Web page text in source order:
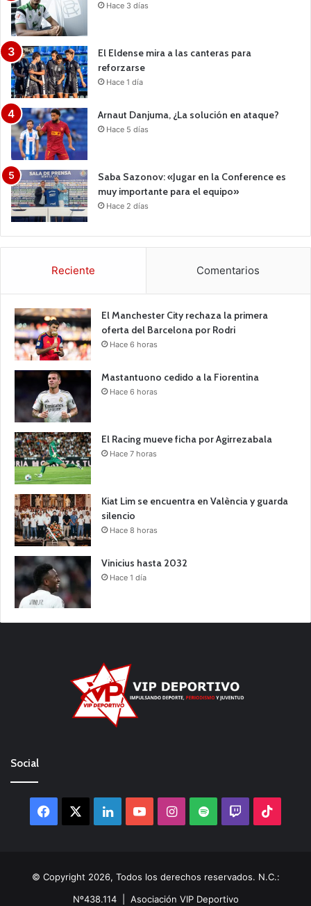
Hace 3 días
El Eldense mira a las canteras para
reforzarse
Hace 1 día
Arnaut Danjuma, ¿La solución en ataque?
Hace 5 días
Saba Sazonov: «Jugar en la Conference es
muy importante para el equipo»
Hace 2 días
Reciente Comentarios
El Manchester City rechaza la primera
oferta del Barcelona por Rodri
Hace 6 horas
Mastantuono cedido a la Fiorentina
Hace 6 horas
El Racing mueve ficha por Agirrezabala
Hace 7 horas
Kiat Lim se encuentra en València y guarda
silencio
Hace 8 horas
Vinicius hasta 2032
Hace 1 día
Social
Facebook LinkedInYouTubeInstagram
Spotify Twitch
© Copyright 2026, Todos los derechos reservados. N.C.:
Nº438.114 | Asociación VIP Deportivo